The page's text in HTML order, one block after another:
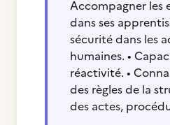
Accompagner les
dans ses
sécurité dans les
humaines. •
réactivité. •
des règles de la
des actes,